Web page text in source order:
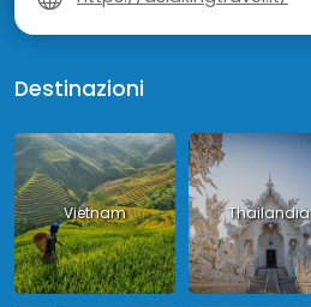
Destinazioni
Vietnam Thailandia